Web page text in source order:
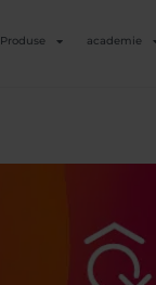
Produse academie